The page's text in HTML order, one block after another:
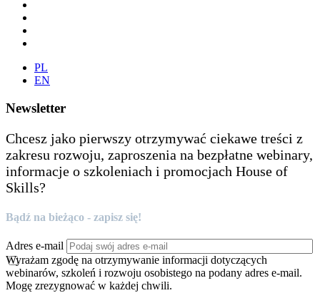
PL
EN
Newsletter
Chcesz jako pierwszy otrzymywać ciekawe treści z
zakresu rozwoju, zaproszenia na bezpłatne webinary,
informacje o szkoleniach i promocjach House of
Skills?
Bądź na bieżąco - zapisz się!
Adres e-mail
Wyrażam zgodę na otrzymywanie informacji dotyczących
webinarów, szkoleń i rozwoju osobistego na podany adres e-mail.
Mogę zrezygnować w każdej chwili.